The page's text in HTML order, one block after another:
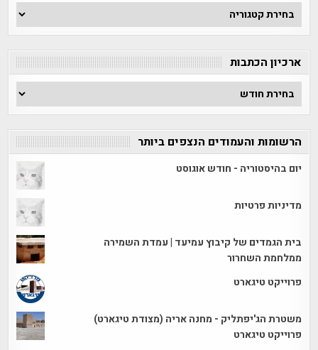
חפש
לפי
קטגוריה
ארכיון הכתבות
ארכיון
הכתבות
הרשומות והעמודים הנצפים ביותר
יום בהיסטוריה - חודש אוגוסט
מדיניות פרטיות
בית הגמדים של קיבוץ עמיעד | עמדת השמירה
ממלחמת השחרור
פרוייקט טיגארט
משטרת הג'יפתליק - מחנה אריה (מצודת טיגארט)
פרוייקט טיגארט